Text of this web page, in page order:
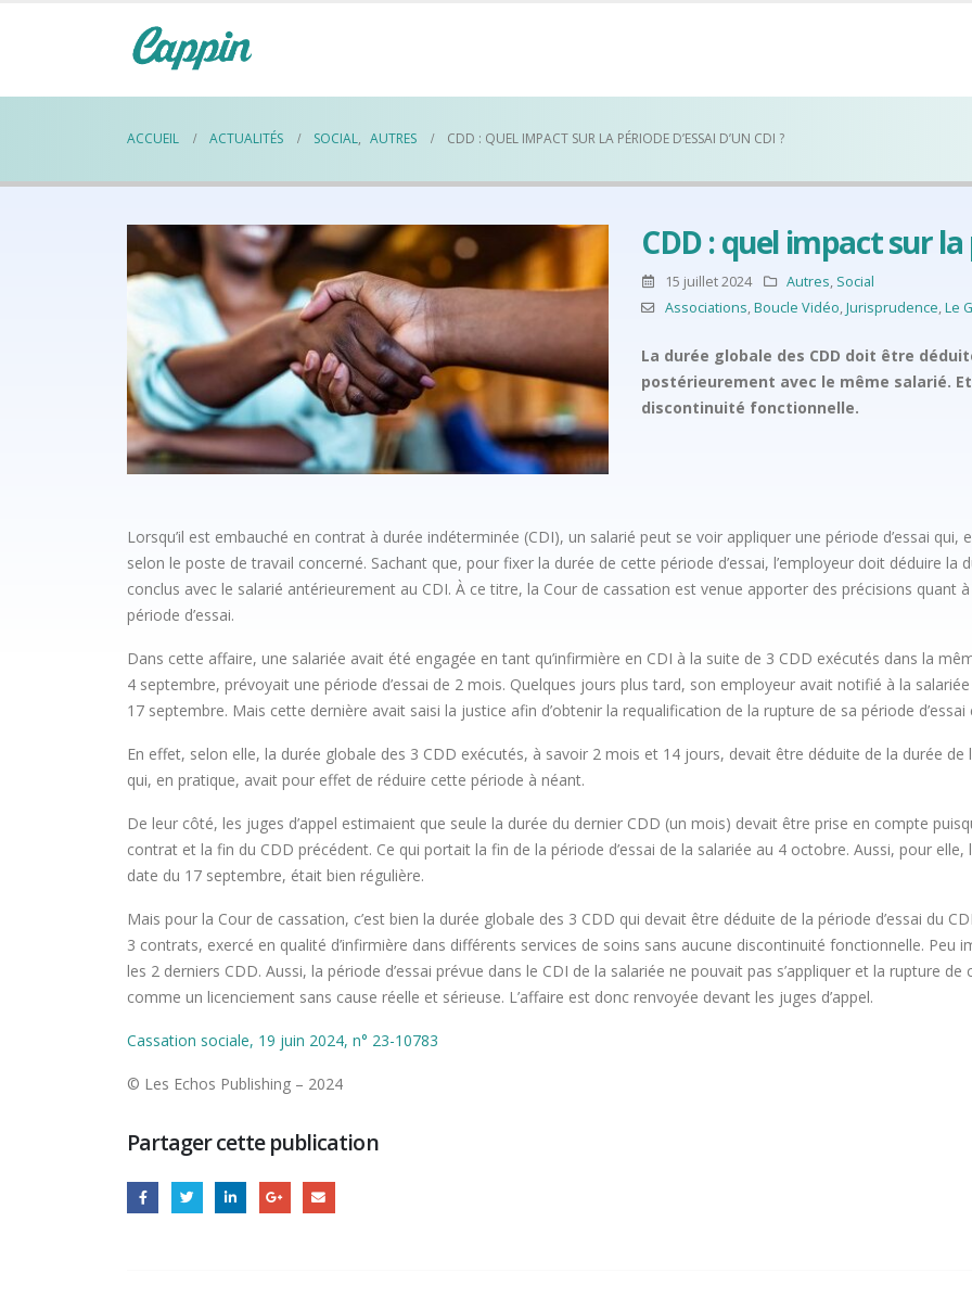
ACCUEIL ACTUALITÉS SOCIAL, AUTRES CDD : QUEL IMPACT SUR LA PÉRIODE D’ESSAI D’UN CDI ?
CDD : quel impact sur la
15 juillet 2024 Autres, Social
Associations,Boucle Vidéo,Jurisprudence,Le
La durée globale des CDD doit être
postérieurement avec le même salarié.
discontinuité fonctionnelle.
Lorsqu’il est embauché en contrat à durée indéterminée (CDI), un salarié peut se voir appliquer une période d’essai
selon le poste de travail concerné. Sachant que, pour fixer la durée de cette période d’essai, l’employeur doit déduire la
conclus avec le salarié antérieurement au CDI. À ce titre, la Cour de cassation est venue apporter des précisions quant
période d’essai.
Dans cette affaire, une salariée avait été engagée en tant qu’infirmière en CDI à la suite de 3 CDD exécutés dans la
4 septembre, prévoyait une période d’essai de 2 mois. Quelques jours plus tard, son employeur avait notifié à la
17 septembre. Mais cette dernière avait saisi la justice afin d’obtenir la requalification de la rupture de sa période
En effet, selon elle, la durée globale des 3 CDD exécutés, à savoir 2 mois et 14 jours, devait être déduite de la durée de
qui, en pratique, avait pour effet de réduire cette période à néant.
De leur côté, les juges d’appel estimaient que seule la durée du dernier CDD (un mois) devait être prise en compte
contrat et la fin du CDD précédent. Ce qui portait la fin de la période d’essai de la salariée au 4 octobre. Aussi, pour elle,
date du 17 septembre, était bien régulière.
Mais pour la Cour de cassation, c’est bien la durée globale des 3 CDD qui devait être déduite de la période d’essai du
3 contrats, exercé en qualité d’infirmière dans différents services de soins sans aucune discontinuité fonctionnelle. Peu
les 2 derniers CDD. Aussi, la période d’essai prévue dans le CDI de la salariée ne pouvait pas s’appliquer et la rupture
comme un licenciement sans cause réelle et sérieuse. L’affaire est donc renvoyée devant les juges d’appel.
Cassation sociale, 19 juin 2024, n° 23-10783
© Les Echos Publishing – 2024
Partager cette publication